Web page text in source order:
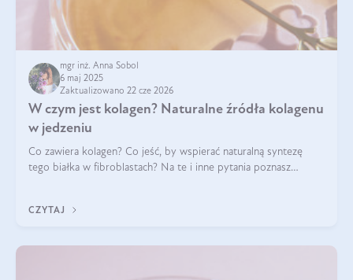
mgr inż. Anna Sobol
6 maj 2025
Zaktualizowano 22 cze 2026
W czym jest kolagen? Naturalne źródła kolagenu
w jedzeniu
Co zawiera kolagen? Co jeść, by wspierać naturalną syntezę
tego białka w fibroblastach? Na te i inne pytania poznasz
CZYTAJ